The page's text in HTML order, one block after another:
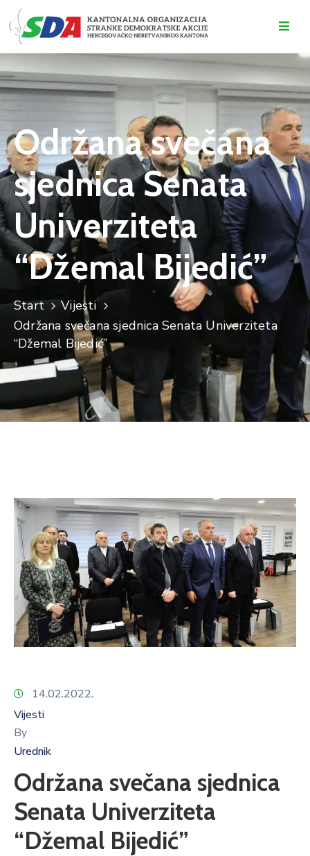
O
NAMA
VIJESTI
KONTAKT
Održana svečana
sjednica Senata
Univerziteta
“Džemal Bijedić”
Start
Vijesti
Održana svečana sjednica Senata Univerziteta
“Džemal Bijedić”
14.02.2022.
Vijesti
By
Urednik
Održana svečana sjednica
Senata Univerziteta
“Džemal Bijedić”